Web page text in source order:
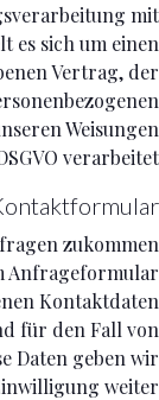
mit
es sich um einen
Vertrag, der
Weisungen
verarbeitet.
zukommen
Anfrageformular
Kontaktdaten
für den Fall von
Daten geben wir
weiter.